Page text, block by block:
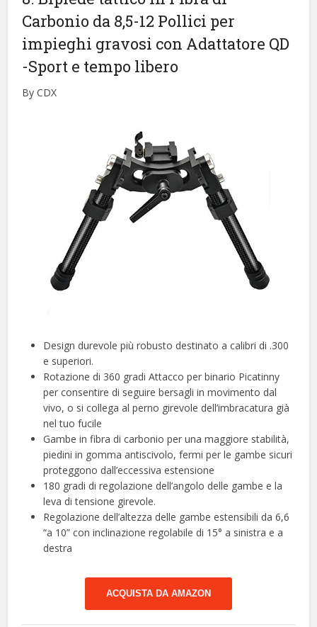
Carbonio da 8,5-12 Pollici per
impieghi gravosi con Adattatore QD
-Sport e tempo libero
By CDX
Design durevole più robusto destinato a calibri di .300
e superiori.
Rotazione di 360 gradi Attacco per binario Picatinny
per consentire di seguire bersagli in movimento dal
vivo, o si collega al perno girevole dell’imbracatura già
nel tuo fucile
Gambe in fibra di carbonio per una maggiore stabilità,
piedini in gomma antiscivolo, fermi per le gambe sicuri
proteggono dall’eccessiva estensione
180 gradi di regolazione dell’angolo delle gambe e la
leva di tensione girevole.
Regolazione dell’altezza delle gambe estensibili da 6,6
“a 10” con inclinazione regolabile di 15° a sinistra e a
destra
ACQUISTA DA AMAZON